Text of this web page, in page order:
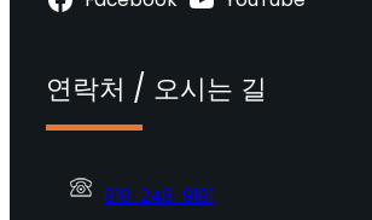
연락처 / 오시는 길
818-248-9191